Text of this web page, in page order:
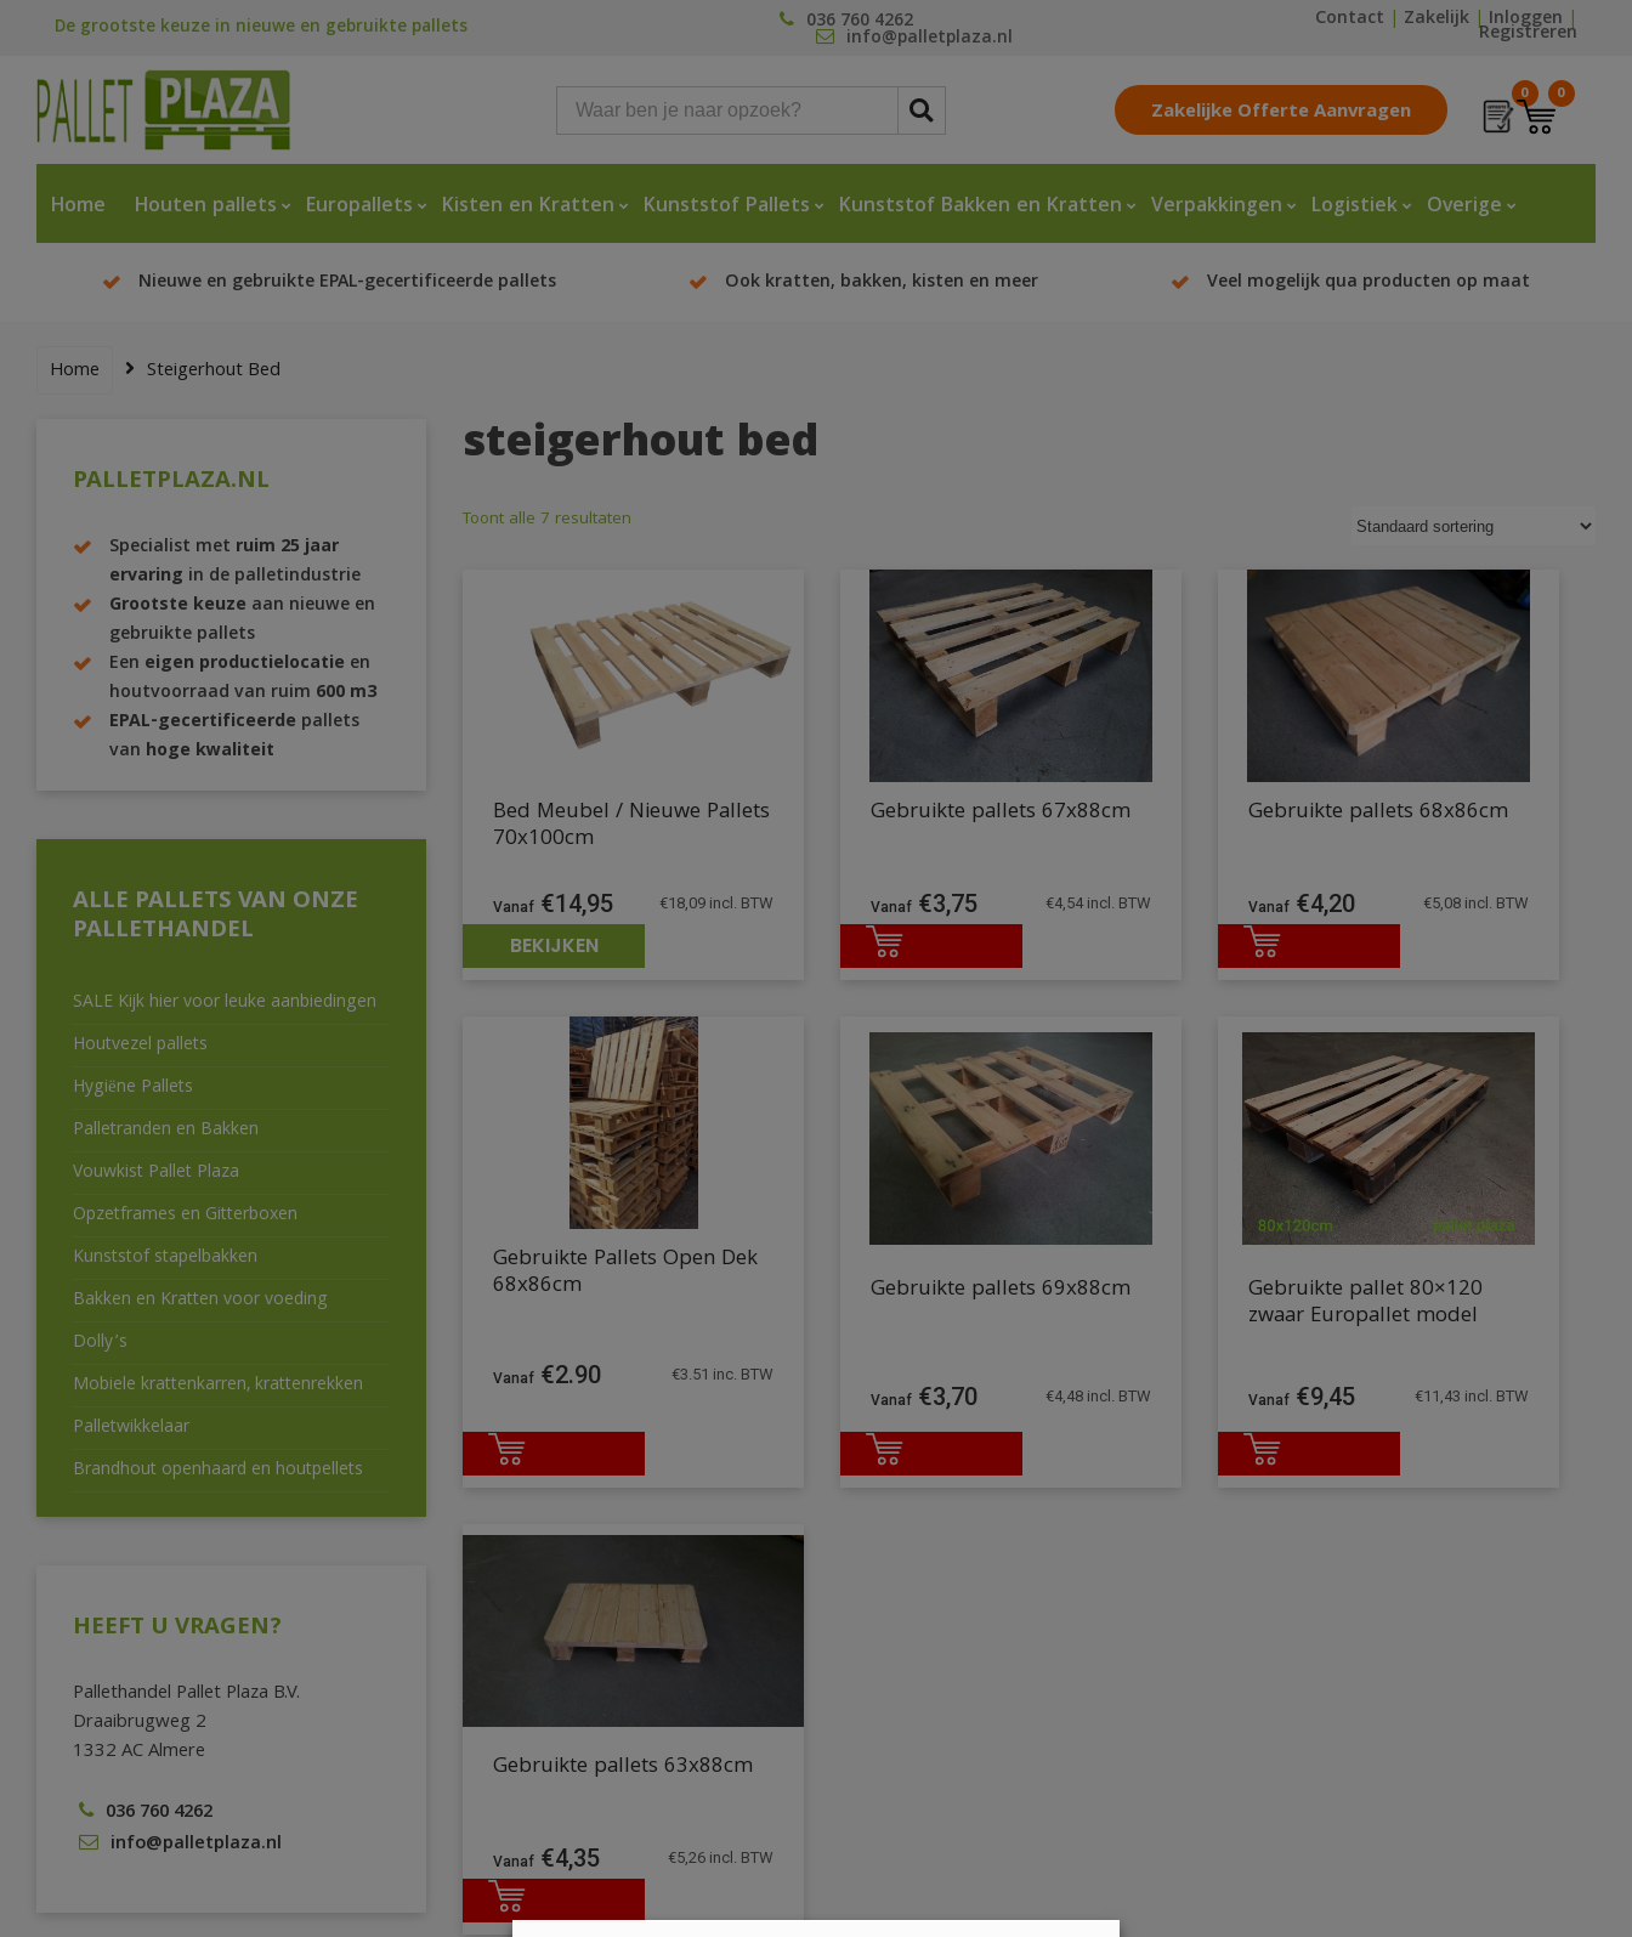
De grootste keuze in nieuwe en gebruikte pallets 036 760 4262
info@palletplaza.nl
Contact | Zakelijk |Inloggen |
Registreren
Zakelijke Offerte Aanvragen
0 0
Home Houten pallets Europallets Kisten en Kratten Kunststof Pallets Kunststof Bakken en Kratten Verpakkingen Logistiek Overige
Nieuwe en gebruikte EPAL-gecertificeerde pallets Ook kratten, bakken, kisten en meer Veel mogelijk qua producten op maat
Home Steigerhout Bed
PALLETPLAZA.NL
Specialist met ruim 25 jaar
ervaring in de palletindustrie
Grootste keuze aan nieuwe en
gebruikte pallets
Een eigen productielocatie en
houtvoorraad van ruim 600 m3
EPAL-gecertificeerde pallets
van hoge kwaliteit
ALLE PALLETS VAN ONZE
PALLETHANDEL
SALE Kijk hier voor leuke aanbiedingen
Houtvezel pallets
Hygiëne Pallets
Palletranden en Bakken
Vouwkist Pallet Plaza
Opzetframes en Gitterboxen
Kunststof stapelbakken
Bakken en Kratten voor voeding
Dolly’s
Mobiele krattenkarren, krattenrekken
Palletwikkelaar
Brandhout openhaard en houtpellets
HEEFT U VRAGEN?
Pallethandel Pallet Plaza B.V.
Draaibrugweg 2
1332 AC Almere
036 760 4262
info@palletplaza.nl
steigerhout bed
Toont alle 7 resultaten
Bed Meubel / Nieuwe Pallets
70x100cm
€14,95 €18,09incl. BTW
BEKIJKEN
Gebruikte pallets 67x88cm
€3,75 €4,54incl. BTW
Gebruikte pallets 68x86cm
€4,20 €5,08incl. BTW
Gebruikte Pallets Open Dek
68x86cm
€2.90 €3.51 inc. BTW
Gebruikte pallets 69x88cm
€3,70 €4,48incl. BTW
Gebruikte pallet 80×120
zwaar Europallet model
€9,45 €11,43 incl. BTW
Gebruikte pallets 63x88cm
€4,35 €5,26incl. BTW